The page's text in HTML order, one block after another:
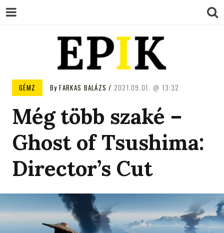
EPIK
GÉMZ ByFARKAS BALÁZS 2021.09.01. 13:32
Még több szaké –
Ghost of Tsushima:
Director’s Cut